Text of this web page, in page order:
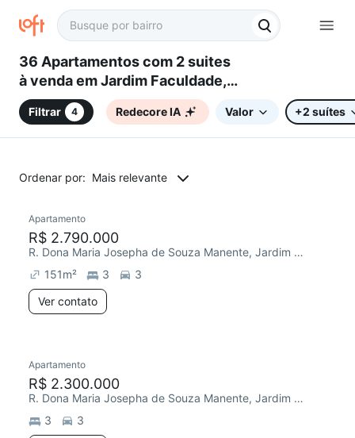
36 Apartamentos com 2 suites
à venda em Jardim Faculdade,
Sorocaba, SP
Filtrar 4 Redecore IA Valor +2 suítes
Ordenar por: Mais relevante
Redecorar
Apartamento
R$ 2.790.000
R. Dona Maria Josepha de Souza Manente, Jardim Faculdade
151m² 3
3
Ver contato
Redecorar
Apartamento
R$ 2.300.000
R. Dona Maria Josepha de Souza Manente, Jardim Faculdade
3
3